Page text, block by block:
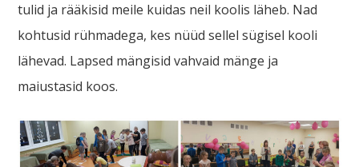
tulid ja rääkisid meile kuidas neil koolis läheb. Nad
kohtusid rühmadega, kes nüüd sellel sügisel kooli
lähevad. Lapsed mängisid vahvaid mänge ja
maiustasid koos.